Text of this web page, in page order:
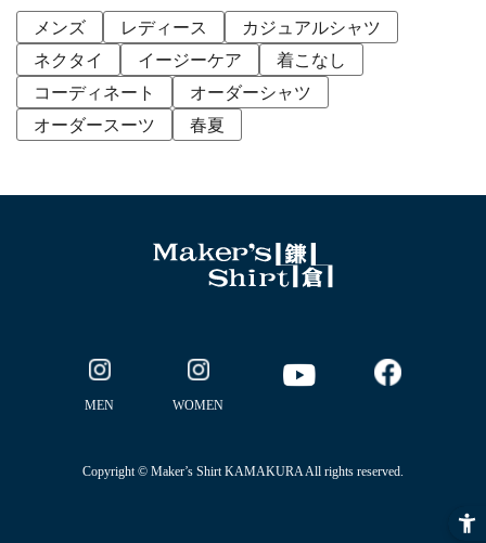
メンズ レディース
カジュアルシャツ
ネクタイ
イージーケア
着こなし
コーディネート
オーダーシャツ
オーダースーツ
春夏
MEN WOMEN
Copyright © Maker’s Shirt KAMAKURA All rights reserved.